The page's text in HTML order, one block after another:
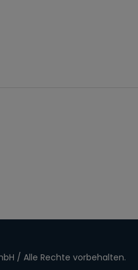
/ Alle Rechte vorbehalten.